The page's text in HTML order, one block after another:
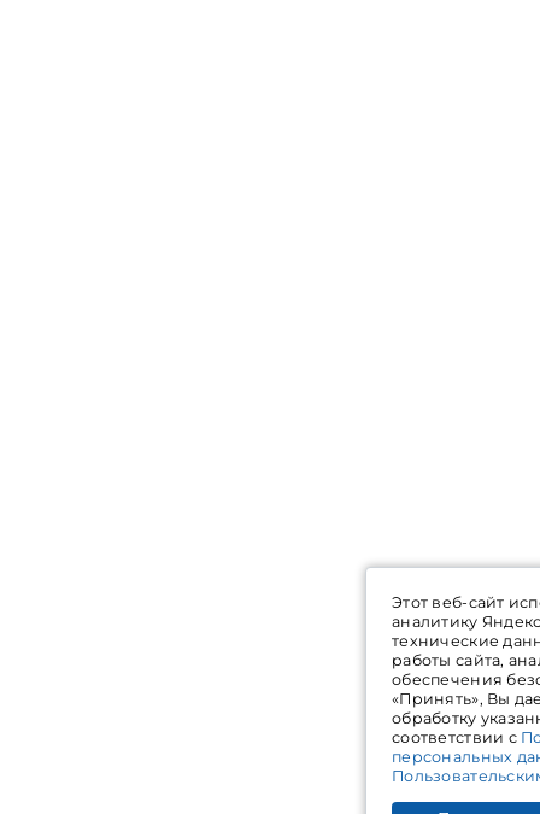
Этот веб-сайт
аналитику
технические
работы сайта,
обеспечения
«Принять», Вы
обработку
соответствии с
персональных